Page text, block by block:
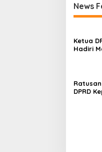
News
Ketua
Hadiri
DPRD